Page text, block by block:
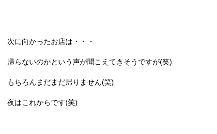
次に向かったお店は・・・
帰らないのかという声が聞こえてきそうですが(笑)
もちろんまだまだ帰りません(笑)
夜はこれからです(笑)